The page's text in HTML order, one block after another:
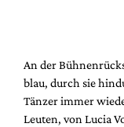
An der
blau, durch sie
Tänzer immer
Leuten, von Lucia